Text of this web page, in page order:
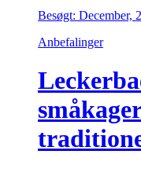
Besøgt: December,
Anbefalinger